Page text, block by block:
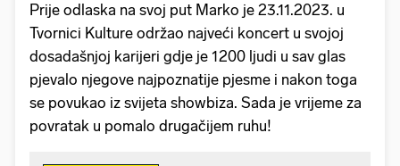
Prije odlaska na svoj put Marko je 23.11.2023. u
Tvornici Kulture održao najveći koncert u svojoj
dosadašnjoj karijeri gdje je 1200 ljudi u sav glas
pjevalo njegove najpoznatije pjesme i nakon toga
se povukao iz svijeta showbiza. Sada je vrijeme za
povratak u pomalo drugačijem ruhu!